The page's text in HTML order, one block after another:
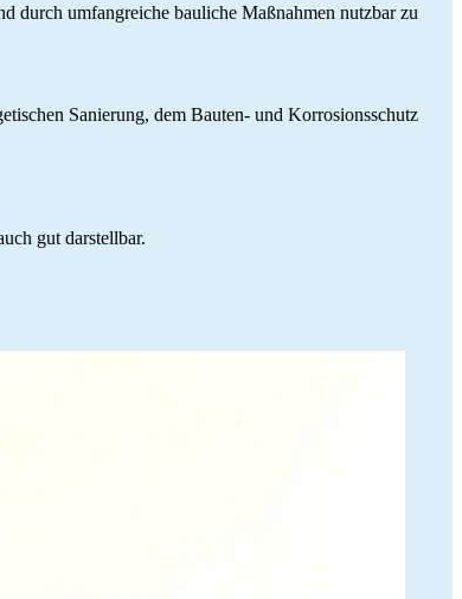
durch umfangreiche bauliche Maßnahmen nutzbar zu
Sanierung, dem Bauten- und Korrosionsschutz
gut darstellbar.